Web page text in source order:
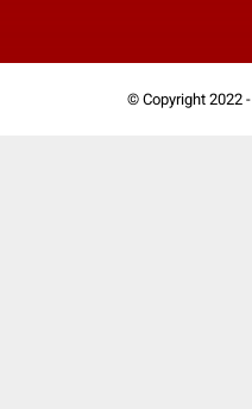
© Copyright 2022 -